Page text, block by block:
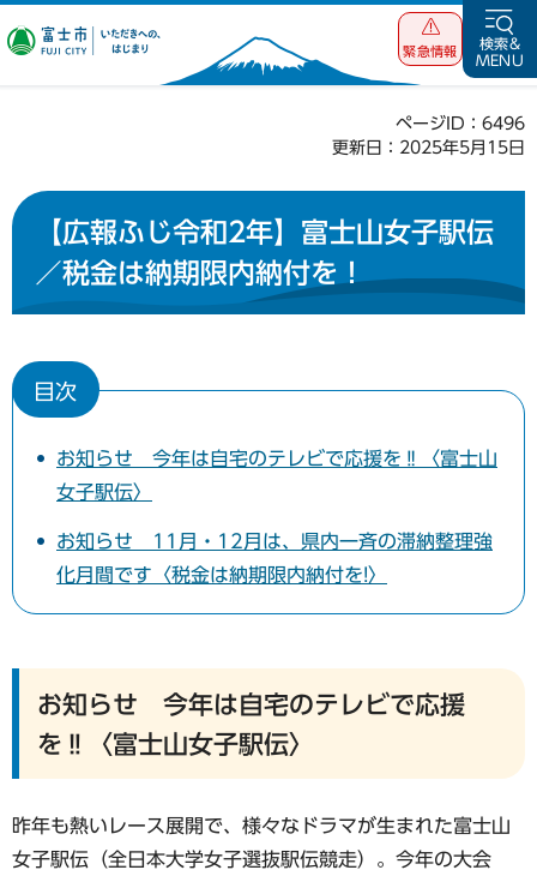
富士市 いただ
緊急情報
検索&
MENU
ページID：6496
更新日：2025年5月15日
【広報ふじ令和2年】富士山女子駅伝
／税金は納期限内納付を！
目次
お知らせ 今年は自宅のテレビで応援を‼〈富士山
女子駅伝〉
お知らせ 11月・12月は、県内一斉の滞納整理強
化月間です〈税金は納期限内納付を!〉
お知らせ 今年は自宅のテレビで応援
を‼〈富士山女子駅伝〉
昨年も熱いレース展開で、様々なドラマが生まれた富士山
女子駅伝（全日本大学女子選抜駅伝競走）。今年の大会